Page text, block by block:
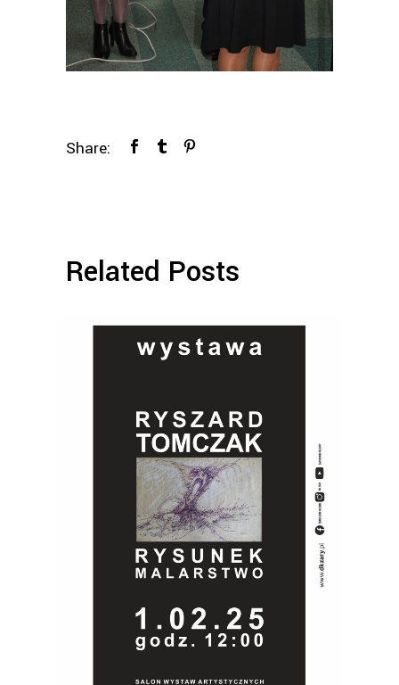
Share:
Related Posts